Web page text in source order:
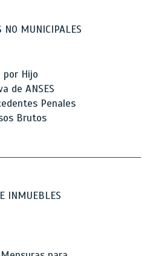
NO MUNICIPALES
por Hijo
de ANSES
Penales
Brutos
INMUEBLES